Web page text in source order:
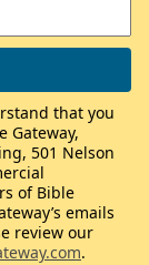
that you
Gateway,
501 Nelson
of Bible
emails
review our
.